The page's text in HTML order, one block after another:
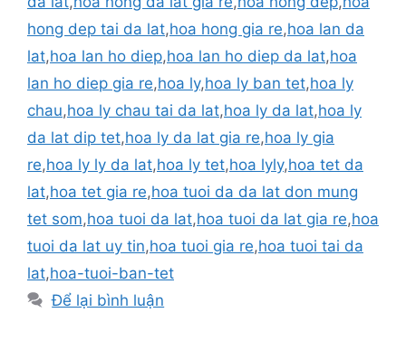
hong dep tai da lat,hoa hong gia re,hoa lan da
lat,hoa lan ho diep,hoa lan ho diep da lat,hoa
lan ho diep gia re,hoa ly,hoa ly ban tet,hoa ly
chau,hoa ly chau tai da lat,hoa ly da lat,hoa ly
da lat dip tet,hoa ly da lat gia re,hoa ly gia
re,hoa ly ly da lat,hoa ly tet,hoa lyly,hoa tet da
lat,hoa tet gia re,hoa tuoi da da lat don mung
tet som,hoa tuoi da lat,hoa tuoi da lat gia re,hoa
tuoi da lat uy tin,hoa tuoi gia re,hoa tuoi tai da
lat,hoa-tuoi-ban-tet
Để lại bình luận